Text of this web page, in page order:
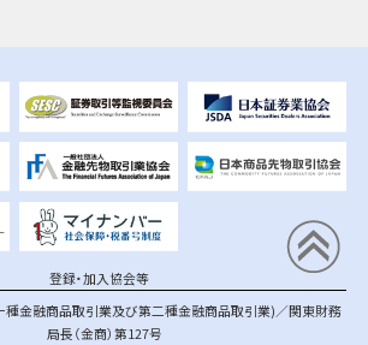
登録・加入協会等
金融商品取引業及び第二種金融商品取引業)／関東財務
局長（金商）第127号